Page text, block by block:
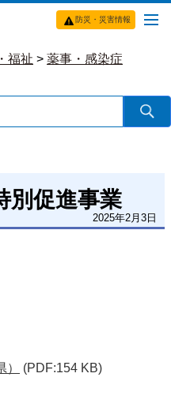
防災・災害情報
福祉 > 薬事・感染症
別促進事業
2025年2月3日
(PDF:154 KB)